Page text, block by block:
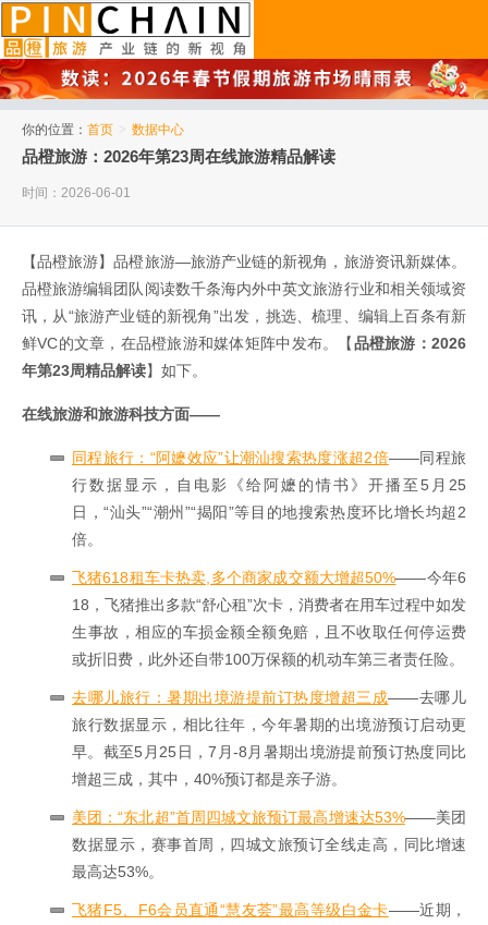
你的位置： 首页 > 数据中心
品橙旅游：2026年第23周在线旅游精品解读
时间：2026-06-01
【品橙旅游】品橙旅游—旅游产业链的新视角，旅游资讯新媒体。
品橙旅游编辑团队阅读数千条海内外中英文旅游行业和相关领域资
讯，从“旅游产业链的新视角”出发，挑选、梳理、编辑上百条有新
鲜VC的文章，在品橙旅游和媒体矩阵中发布。【品橙旅游：2026
年第23周精品解读】如下。
在线旅游和旅游科技方面——
同程旅行：“阿嬷效应”让潮汕搜索热度涨超2倍——同程旅
行数据显示，自电影《给阿嬷的情书》开播至5月25
日，“汕头”“潮州”“揭阳”等目的地搜索热度环比增长均超2
倍。
飞猪618租车卡热卖,多个商家成交额大增超50%——今年6
18，飞猪推出多款“舒心租”次卡，消费者在用车过程中如发
生事故，相应的车损金额全额免赔，且不收取任何停运费
或折旧费，此外还自带100万保额的机动车第三者责任险。
去哪儿旅行：暑期出境游提前订热度增超三成——去哪儿
旅行数据显示，相比往年，今年暑期的出境游预订启动更
早。截至5月25日，7月-8月暑期出境游提前预订热度同比
增超三成，其中，40%预订都是亲子游。
美团：“东北超”首周四城文旅预订最高增速达53%——美团
数据显示，赛事首周，四城文旅预订全线走高，同比增速
最高达53%。
飞猪F5、F6会员直通“慧友荟”最高等级白金卡——近期，